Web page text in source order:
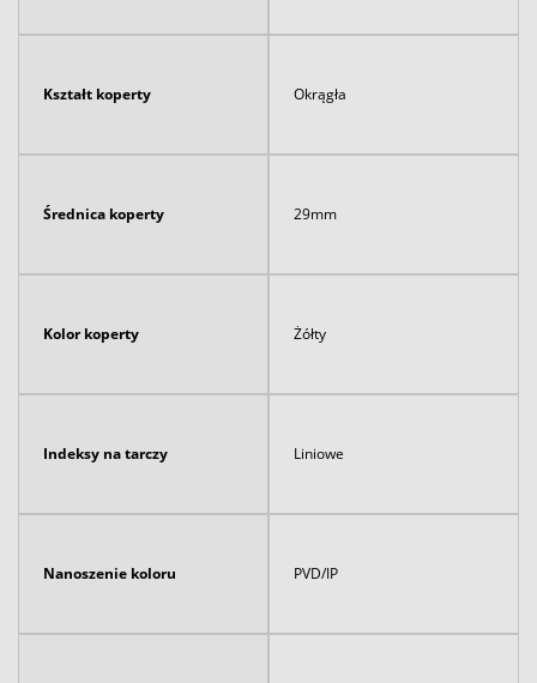
Kształt koperty Okrągła
Średnica koperty 29mm
Kolor koperty Żółty
Indeksy na tarczy Liniowe
Nanoszenie koloru PVD/IP